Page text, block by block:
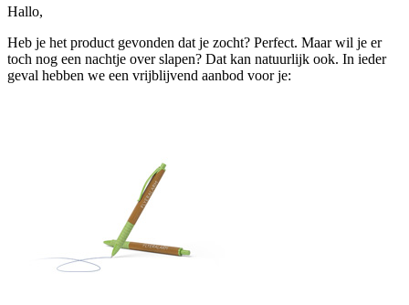
Hallo,
Heb je het product gevonden dat je zocht? Perfect. Maar wil je er
toch nog een nachtje over slapen? Dat kan natuurlijk ook. In ieder
geval hebben we een vrijblijvend aanbod voor je: